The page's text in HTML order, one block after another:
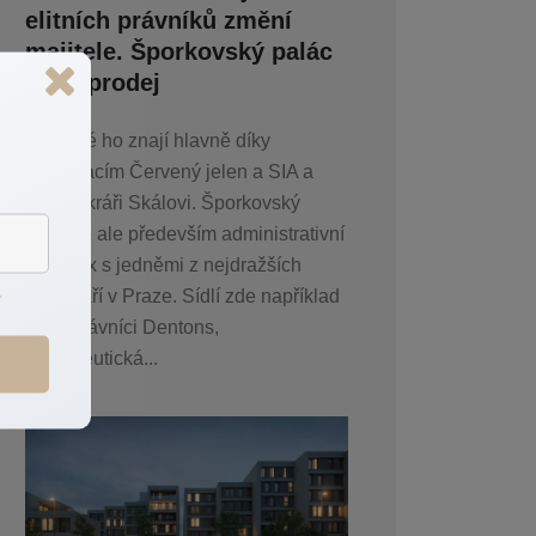
elitních právníků změní
majitele. Šporkovský palác
je na prodej
Pražané ho znají hlavně díky
restauracím Červený jelen a SIA a
také cukráři Skálovi. Šporkovský
palác je ale především administrativní
komplex s jedněmi z nejdražších
kanceláří v Praze. Sídlí zde například
elitní právníci Dentons,
farmaceutická...